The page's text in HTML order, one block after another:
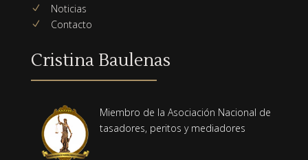
N Noticias
N Contacto
Cristina Baulenas
Miembro de la Asociación Nacional de
tasadores, peritos y mediadores